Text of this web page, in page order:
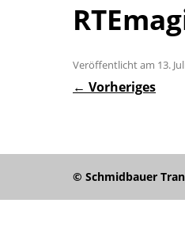
Veröffentlicht am 13.
← Vorheriges
© Schmidbauer